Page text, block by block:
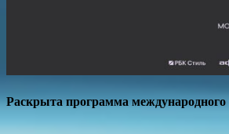
Раскрыта программа международного